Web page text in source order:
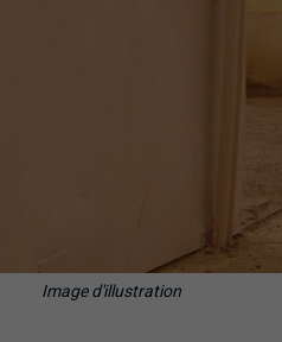
Image d'illustration